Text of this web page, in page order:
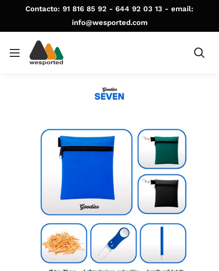
contenido
Contacto: 91 816 85 92 - 644 92 03 13 - email:
info@wesported.com
WE
SPORTED